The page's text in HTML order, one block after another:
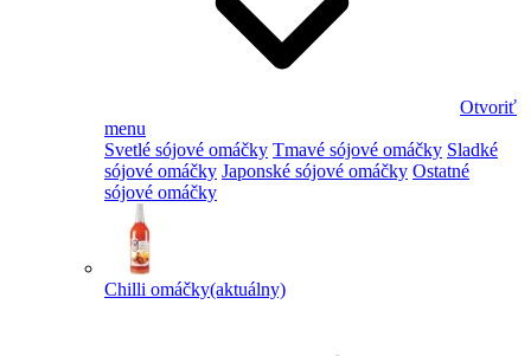
Otvoriť
menu
Svetlé sójové omáčky Tmavé sójové omáčky Sladké
sójové omáčky Japonské sójové omáčky Ostatné
sójové omáčky
Chilli omáčky(aktuálny)